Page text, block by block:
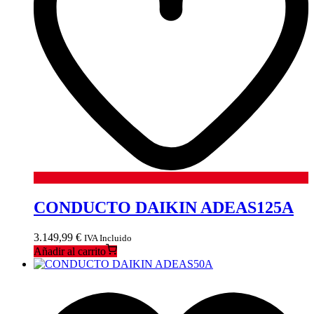
CONDUCTO DAIKIN ADEAS125A
3.149,99 € IVA Incluido
Añadir al carrito